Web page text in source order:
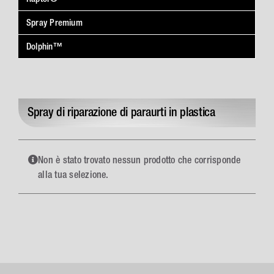
Spray Premium
Dolphin™
Spray di riparazione di paraurti in plastica
Non è stato trovato nessun prodotto che corrisponde
alla tua selezione.